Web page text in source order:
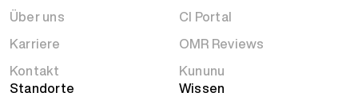
Über uns
Karriere
Kontakt
CI Portal
OMR Reviews
Kununu
Standorte
Wissen